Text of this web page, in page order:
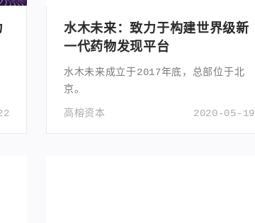
水木未来：致力于构建世界级新
一代药物发现平台
水木未来成立于2017年底，总部位于北
京。
2020-05-19
高榕资本